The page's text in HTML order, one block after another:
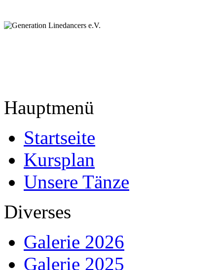
Hauptmenü
Startseite
Kursplan
Unsere Tänze
Diverses
Galerie 2026
Galerie 2025